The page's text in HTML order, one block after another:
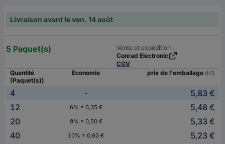
Livraison avant le ven. 14 août
5 Paquet(s)
Vente et expédition :
Conrad Electronic
CGV
Quantité
(Paquet(s))
Economie prix de l'emballage (HT)
4 -
5,83 €
12
6% = 0,35 €
5,48 €
20
9% = 0,50 €
5,33 €
40
10% = 0,60 €
5,23 €